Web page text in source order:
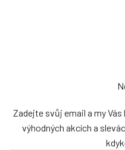
Zadejte svůj email a my
výhodných akcích a